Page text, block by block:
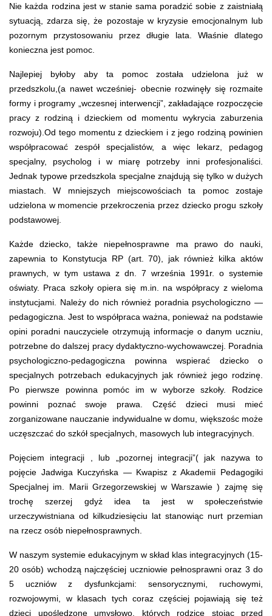
Nie każda rodzina jest w stanie sama poradzić sobie z zaistniałą
sytuacją, zdarza się, że pozostaje w kryzysie emocjonalnym lub
pozornym przystosowaniu przez długie lata. Właśnie dlatego
konieczna jest pomoc.
Najlepiej byłoby aby ta pomoc została udzielona już w
przedszkolu,(a nawet wcześniej- obecnie rozwinęły się rozmaite
formy i programy „wczesnej interwencji”, zakładające rozpoczęcie
pracy z rodziną i dzieckiem od momentu wykrycia zaburzenia
rozwoju).Od tego momentu z dzieckiem i z jego rodziną powinien
współpracować zespół specjalistów, a więc lekarz, pedagog
specjalny, psycholog i w miarę potrzeby inni profesjonaliści.
Jednak typowe przedszkola specjalne znajdują się tylko w dużych
miastach. W mniejszych miejscowościach ta pomoc zostaje
udzielona w momencie przekroczenia przez dziecko progu szkoły
podstawowej.
Każde dziecko, także niepełnosprawne ma prawo do nauki,
zapewnia to Konstytucja RP (art. 70), jak również kilka aktów
prawnych, w tym ustawa z dn. 7 września 1991r. o systemie
oświaty. Praca szkoły opiera się m.in. na współpracy z wieloma
instytucjami. Należy do nich również poradnia psychologiczno —
pedagogiczna. Jest to współpraca ważna, ponieważ na podstawie
opini poradni nauczyciele otrzymują informacje o danym uczniu,
potrzebne do dalszej pracy dydaktyczno-wychowawczej. Poradnia
psychologiczno-pedagogiczna powinna wspierać dziecko o
specjalnych potrzebach edukacyjnych jak również jego rodzinę.
Po pierwsze powinna pomóc im w wyborze szkoły. Rodzice
powinni poznać swoje prawa. Część dzieci musi mieć
zorganizowane nauczanie indywidualne w domu, większośc może
uczęszczać do szkół specjalnych, masowych lub integracyjnych.
Pojęciem integracji , lub „pozornej integracji”( jak nazywa to
pojęcie Jadwiga Kuczyńska — Kwapisz z Akademii Pedagogiki
Specjalnej im. Marii Grzegorzewskiej w Warszawie ) zajmę się
trochę szerzej gdyż idea ta jest w społeczeństwie
urzeczywistniana od kilkudziesięciu lat stanowiąc nurt przemian
na rzecz osób niepełnosprawnych.
W naszym systemie edukacyjnym w skład klas integracyjnych (15-
20 osób) wchodzą najczęściej uczniowie pełnosprawni oraz 3 do
5 uczniów z dysfunkcjami: sensorycznymi, ruchowymi,
rozwojowymi, w klasach tych coraz częściej pojawiają się też
dzieci upośledzone umysłowo, których rodzice stojąc przed